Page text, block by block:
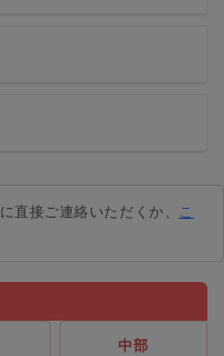
に直接ご連絡いただくか、 こ
中部